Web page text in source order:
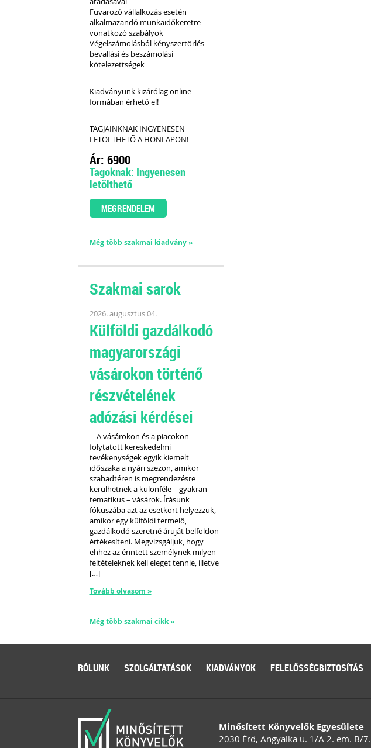
Fuvarozó vállalkozás esetén
alkalmazandó munkaidőkeretre
vonatkozó szabályok
Végelszámolásból kényszertörlés –
bevallási és beszámolási
kötelezettségek
Kiadványunk kizárólag online
formában érhető el!
TAGJAINKNAK INGYENESEN
LETÖLTHETŐ A HONLAPON!
Ár: 6900
Tagoknak: Ingyenesen
letölthető
MEGRENDELEM
Még több szakmai kiadvány »
Szakmai sarok
2026. augusztus 04.
Külföldi gazdálkodó
magyarországi
vásárokon történő
részvételének
adózási kérdései
A vásárokon és a piacokon
folytatott kereskedelmi
tevékenységek egyik kiemelt
időszaka a nyári szezon, amikor
szabadtéren is megrendezésre
kerülhetnek a különféle – gyakran
tematikus – vásárok. Írásunk
fókuszába azt az esetkört helyezzük,
amikor egy külföldi termelő,
gazdálkodó szeretné áruját belföldön
értékesíteni. Megvizsgáljuk, hogy
ehhez az érintett személynek milyen
feltételeknek kell eleget tennie, illetve
[…]
Tovább olvasom »
Még több szakmai cikk »
RÓLUNK SZOLGÁLTATÁSOK KIADVÁNYOK FELELŐSSÉGBIZTOSÍTÁS
Minősített Könyvelők Egyesülete
2030 Érd, Angyalka u. 1/A 2. em. B/7.